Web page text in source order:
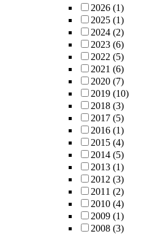
2026 (1)
2025 (1)
2024 (2)
2023 (6)
2022 (5)
2021 (6)
2020 (7)
2019 (10)
2018 (3)
2017 (5)
2016 (1)
2015 (4)
2014 (5)
2013 (1)
2012 (3)
2011 (2)
2010 (4)
2009 (1)
2008 (3)